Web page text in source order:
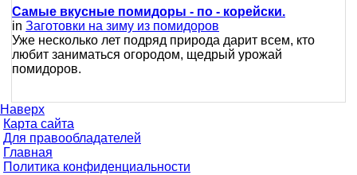
Самые вкусные помидоры - по - корейски.
in Заготовки на зиму из помидоров
Уже несколько лет подряд природа дарит всем, кто
любит заниматься огородом, щедрый урожай
помидоров.
Наверх
Карта сайта
Для правообладателей
Главная
Политика конфиденциальности